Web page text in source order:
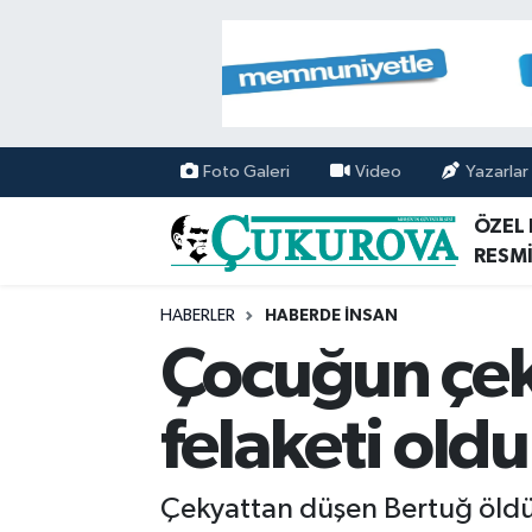
Foto Galeri Video Yazarlar
ÖZEL
HABERLER HABERDE İNSAN
Çocuğun
felaketi oldu
Çekyattan düşen Bertuğ
Mersin Nöbetçi Eczaneler
Mersin Hava Durumu
Mersin Namaz Vakitleri
Mersin Trafik Yoğunluk Haritası
Tüm Manşetler
Son Dakika Haberleri
Haber Arşivi